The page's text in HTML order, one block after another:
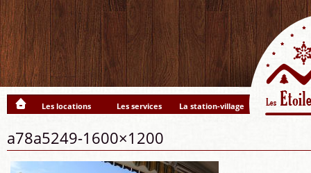
Les locations Les services La station-village
a78a5249-1600×1200